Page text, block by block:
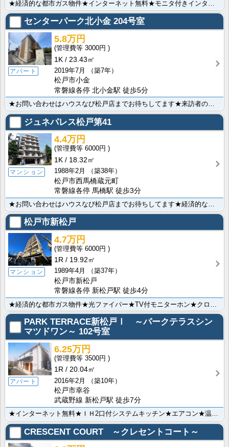
センターパーク北小金 204号室
アパート
5.8万円
3000円
1K
23.43㎡
2019年7月
（築7年）
松戸市小金
常磐線各停 北小金駅 徒歩5分
ジュネパレス松戸第41
マンション
4.4万円
6000円
1K
18.32㎡
1988年2月
（築38年）
松戸市西馬橋蔵元町
常磐線各停 馬橋駅 徒歩3分
松戸市新松戸
マンション
4.7万円
6000円
1R
19.92㎡
1989年4月
（築37年）
松戸市新松戸
常磐線各停 新松戸駅 徒歩4分
PARK TERRACE新松戸Ⅰ ～パークテラスシン
マツドワン～ 102号室
アパート
6.25万円
3500円
1R
20.04㎡
2016年2月
（築10年）
松戸市幸谷
武蔵野線 新松戸駅 徒歩7分
★インターネット無料★ＩＨ2口付システムキッチン★エアコン★温水洗浄便座★独立洗面台★ＴＶ付インター･･･
CRESCENT COURT ～クレセントコート～